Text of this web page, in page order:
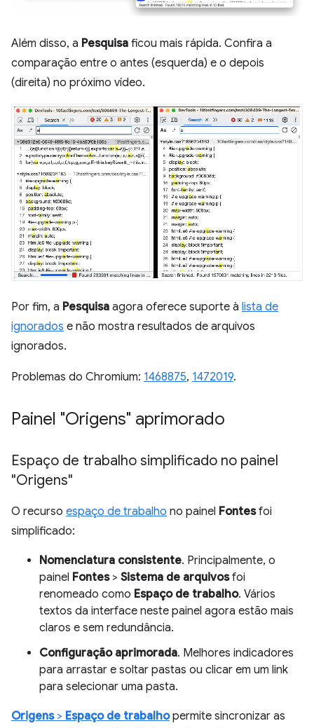
Além disso, a Pesquisa ficou mais rápida. Confira a
comparação entre o antes (esquerda) e o depois
(direita) no próximo vídeo.
Por fim, a Pesquisa agora oferece suporte à lista de
ignorados e não mostra resultados de arquivos
ignorados.
Problemas do Chromium: 1468875, 1472019.
Painel "Origens" aprimorado
Espaço de trabalho simplificado no painel
"Origens"
O recurso espaço de trabalho no painel Fontesfoi
simplificado:
Nomenclatura consistente. Principalmente, o
painel Fontes> Sistema de arquivosfoi
renomeado como Espaço de trabalho. Vários
textos da interface neste painel agora estão mais
claros e sem redundância.
Configuração aprimorada. Melhores indicadores
para arrastar e soltar pastas ou clicar em um link
para selecionar uma pasta.
Origens> Espaço de trabalhopermite sincronizar as